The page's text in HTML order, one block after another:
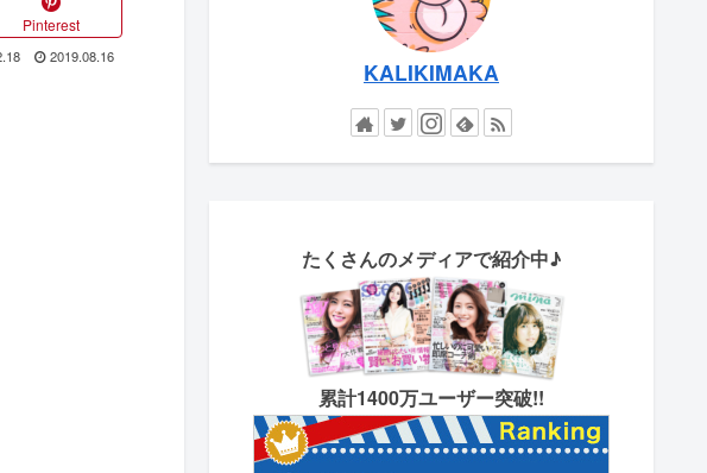
Pinterest
2019.08.16
KALIKIMAKA
たくさんのメディアで紹介中♪
累計1400万ユーザー突破!!